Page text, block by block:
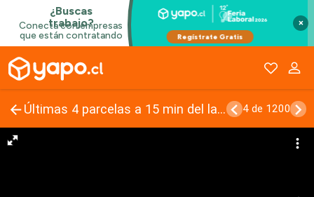
×
Últimas 4 parcelas a 15 min del lago Ranco, $29 Mill 4 de 1200